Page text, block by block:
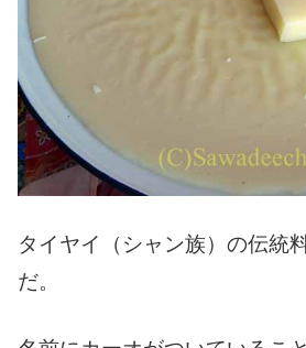
タイヤイ（シャン族）の伝統
だ。